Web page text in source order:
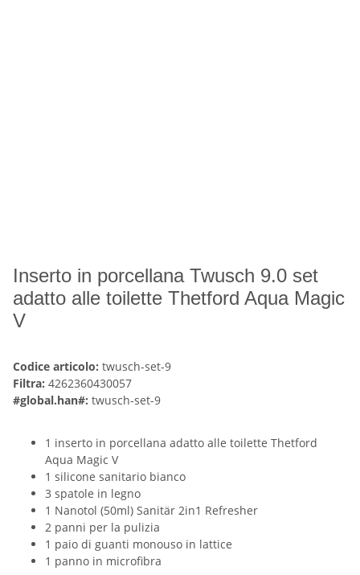
Inserto in porcellana Twusch 9.0 set
adatto alle toilette Thetford Aqua Magic
V
Codice articolo: twusch-set-9
Filtra: 4262360430057
#global.han#: twusch-set-9
1 inserto in porcellana adatto alle toilette Thetford
Aqua Magic V
1 silicone sanitario bianco
3 spatole in legno
1 Nanotol (50ml) Sanitär 2in1 Refresher
2 panni per la pulizia
1 paio di guanti monouso in lattice
1 panno in microfibra